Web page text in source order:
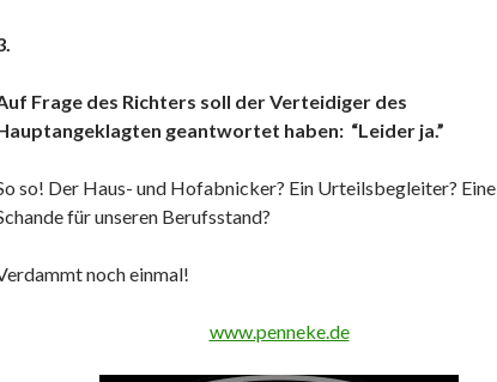
Frage des Richters soll der Verteidiger des
geantwortet haben: “Leider ja.”
so! Der Haus- und Hofabnicker? Ein Urteilsbegleiter? Eine
für unseren Berufsstand?
noch einmal!
www.penneke.de